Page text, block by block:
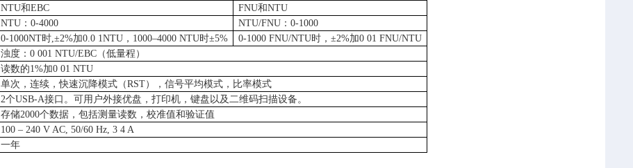
NTU和EBC FNU和NTU
NTU ：0-4000 NTU/FNU ：0-1000
0-1000NT时,±2%加0.0 1NTU ， 1000–4000 NTU时±5% 0-1000 FNU/NTU时，±2%加0 01 FNU/NTU
浊度：0 001 NTU/EBC （低量程）
读数的1%加0 01 NTU
单次，连续，快速沉降模式（RST），信号平均模式，比率模式
2个USB-A接口。可用户外接优盘，打印机，键盘以及二维码扫描设备。
存储2000个数据，包括测量读数，校准值和验证值
100–240 V AC, 50/60 Hz, 3 4 A
一年